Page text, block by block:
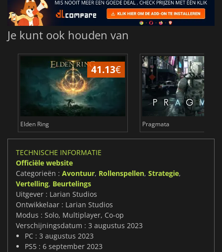
Je kunt ook houden van
41.13€
Elden Ring Pragmata
TECHNISCHE INFORMATIE
Officiële website
Categorieën : Avontuur, Rollenspellen, Strategie,
Vertelling, Beurtelings
Uitgever : Larian Studios
Ontwikkelaar : Larian Studios
Modus : Solo, Multiplayer, Co-op
Verschijningsdatum : 3 augustus 2023
PC : 3 augustus 2023
PS5 : 6 september 2023